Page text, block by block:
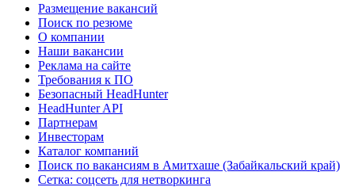
Размещение вакансий
Поиск по резюме
О компании
Наши вакансии
Реклама на сайте
Требования к ПО
Безопасный HeadHunter
HeadHunter API
Партнерам
Инвесторам
Каталог компаний
Поиск по вакансиям в Амитхаше (Забайкальский край)
Сетка: соцсеть для нетворкинга